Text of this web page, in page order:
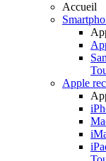
Accueil
Apple